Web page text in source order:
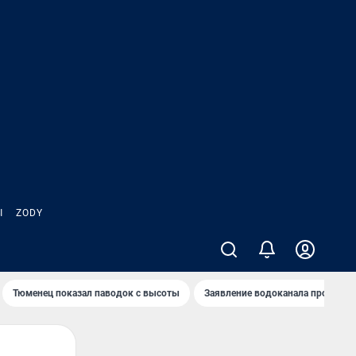
ZODY
Тюменец показал паводок с высоты Заявление водоканала про